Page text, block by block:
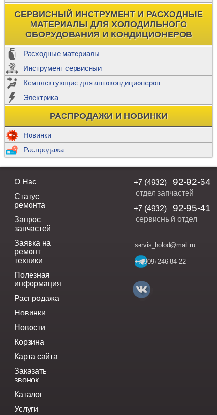
СЕРВИСНЫЙ ИНСТРУМЕНТ И РАСХОДНЫЕ
МАТЕРИАЛЫ ДЛЯ ХОЛОДИЛЬНОГО
ОБОРУДОВАНИЯ И КОНДИЦИОНЕРОВ
Расходные материалы
Инструмент сервисный
Комплектующие для автокондиционеров
Электрика
РАСПРОДАЖИ И НОВИНКИ
Новинки
Распродажа
О Нас
Статус
ремонта
Запрос
запчастей
Заявка на
ремонт
техники
Полезная
информация
Распродажа
Новинки
Новости
Корзина
Карта сайта
Заказать
звонок
Каталог
Услуги
+7 (4932) 92-92-64
отдел запчастей
+7 (4932)
92-95-41
сервисный отдел
servis_holod@mail.ru
+7(909)-246-84-22